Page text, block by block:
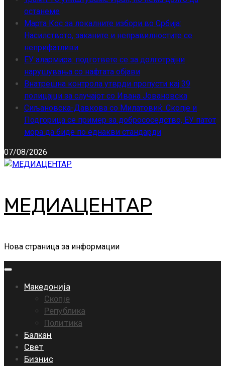
останеме
Марта Кос за локалните избори во Србија:
Насилството, заканите и неправилностите се
неприфатливи
ЕУ алармира: подгответе се за долготрајни
нарушувања со нафтата објави
Внатрешна контрола утврди пропусти кај 39
полицајци за случајот со Ивана Јовановска
Сиљановска-Давкова со Милатовиќ: Скопје и
Подгорица се пример за добрососедство, ЕУ патот
мора да биде по еднакви стандарди
07/08/2026
МЕДИАЦЕНТАР
Нова страница за информации
Primary
Македонија
Скопје
Република
Политика
Балкан
Свет
Бизнис